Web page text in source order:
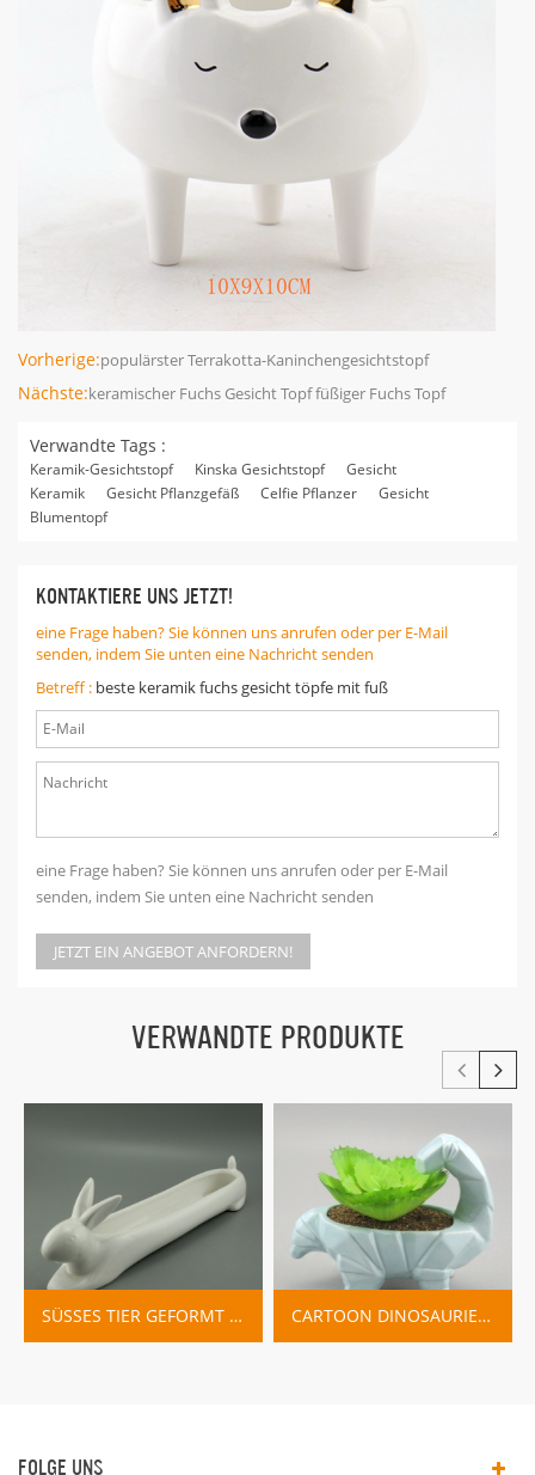
Vorherige:populärster Terrakotta-Kaninchengesichtstopf
Nächste:keramischer Fuchs Gesicht Topf füßiger Fuchs Topf
Verwandte Tags :
Keramik-Gesichtstopf Kinska Gesichtstopf
Gesicht
Keramik
Gesicht Pflanzgefäß Celfie Pflanzer
Gesicht
Blumentopf
KONTAKTIERE UNS JETZT!
eine Frage haben? Sie können uns anrufen oder per E-Mail
senden, indem Sie unten eine Nachricht senden
Betreff : beste keramik fuchs gesicht töpfe mit fuß
eine Frage haben? Sie können uns anrufen oder per E-Mail
senden, indem Sie unten eine Nachricht senden
JETZT EIN ANGEBOT ANFORDERN!
VERWANDTE PRODUKTE
SÜSSES TIER GEFORMT CARTOON DEKORATION PFLANZER BLUMENTÖPFE CARTOON DINOSAURIER KERAMIK PFLANZER TÖPFE
FOLGE UNS